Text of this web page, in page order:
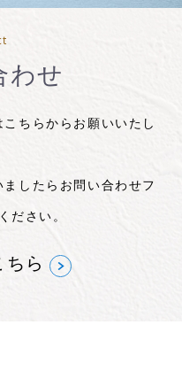
わせ
ちらからお願いいたし
したらお問い合わせフ
ださい。
ちら